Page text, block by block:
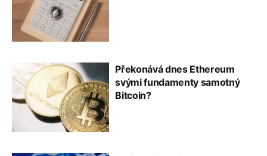
Překonává dnes Ethereum
svými fundamenty samotný
Bitcoin?